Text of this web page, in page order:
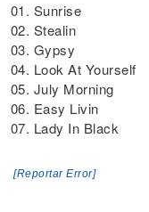
01. Sunrise
02. Stealin
03. Gypsy
04. Look At Yourself
05. July Morning
06. Easy Livin
07. Lady In Black
[Reportar Error]